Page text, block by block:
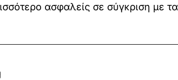
ασφαλείς σε σύγκριση με